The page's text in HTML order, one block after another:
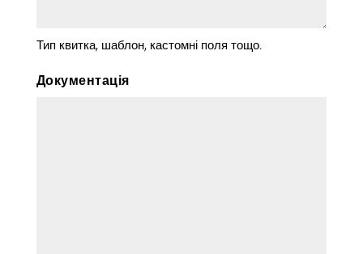
Тип квитка, шаблон, кастомні поля тощо.
Документація